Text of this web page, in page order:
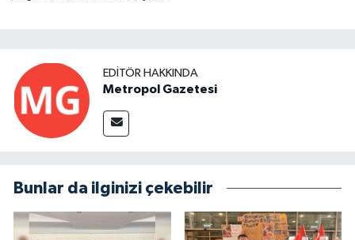
EDITÖR HAKKINDA
Metropol Gazetesi
Bunlar da ilginizi çekebilir